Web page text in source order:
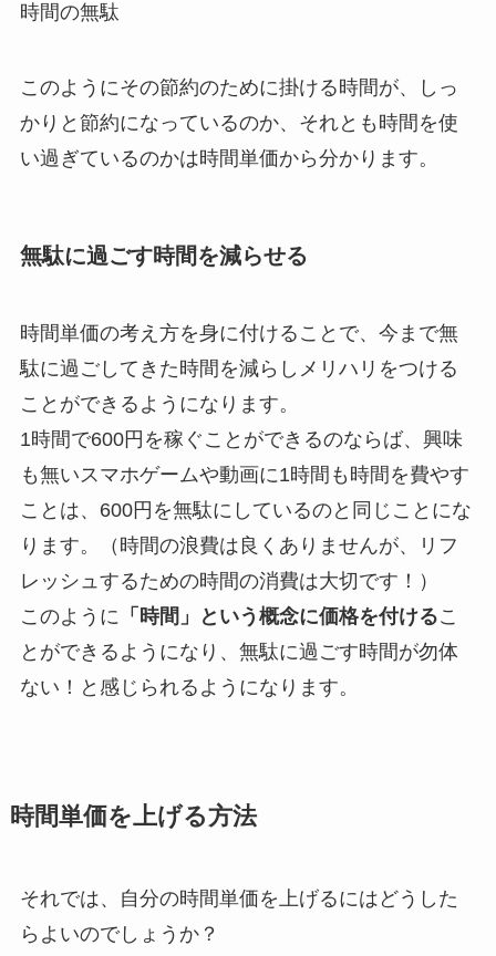
時間の無駄
このようにその節約のために掛ける時間が、しっ
かりと節約になっているのか、それとも時間を使
い過ぎているのかは時間単価から分かります。
無駄に過ごす時間を減らせる
時間単価の考え方を身に付けることで、今まで無
駄に過ごしてきた時間を減らしメリハリをつける
ことができるようになります。
1時間で600円を稼ぐことができるのならば、興味
も無いスマホゲームや動画に1時間も時間を費やす
ことは、600円を無駄にしているのと同じことにな
ります。（時間の浪費は良くありませんが、リフ
レッシュするための時間の消費は大切です！）
このように 「時間」という概念に価格を付けるこ
とができるようになり、無駄に過ごす時間が勿体
ない！と感じられるようになります。
時間単価を上げる方法
それでは、自分の時間単価を上げるにはどうした
らよいのでしょうか？